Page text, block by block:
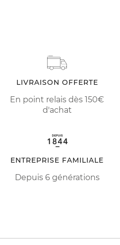
LIVRAISON OFFERTE
En point relais dès 150€
d'achat
ENTREPRISE FAMILIALE
Depuis 6 générations